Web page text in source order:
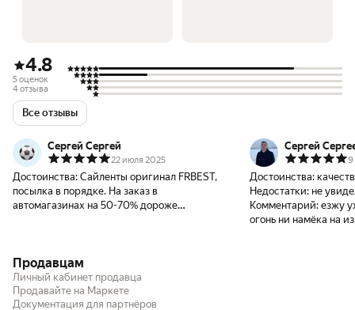
4.8
5 оценок
4 отзыва
Все отзывы
Сергей Сергей
22 июля 2025
Достоинства: Сайленты оригинал FRBEST,
посылка в порядке. На заказ в
автомагазинах на 50-70% дороже
Сергей
9
Достоинства:
Недостатки: не
Комментарий: езжу
огонь ни намёка на
Продавцам
Личный кабинет продавца
Продавайте на Маркете
Документация для партнёров